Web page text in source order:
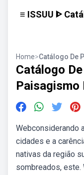
≡ ISSUU ᐈ
Home>Catálogo De
Catálogo
Paisagismo
Webconsiderando
cidades e a
nativas da região
sombreados, este.